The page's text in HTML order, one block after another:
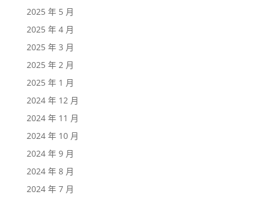
2025 年 5 月
2025 年 4 月
2025 年 3 月
2025 年 2 月
2025 年 1 月
2024 年 12 月
2024 年 11 月
2024 年 10 月
2024 年 9 月
2024 年 8 月
2024 年 7 月